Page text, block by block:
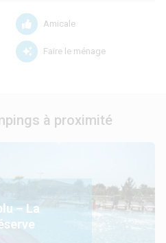
Amicale
Faire le ménage
à proximité
– La